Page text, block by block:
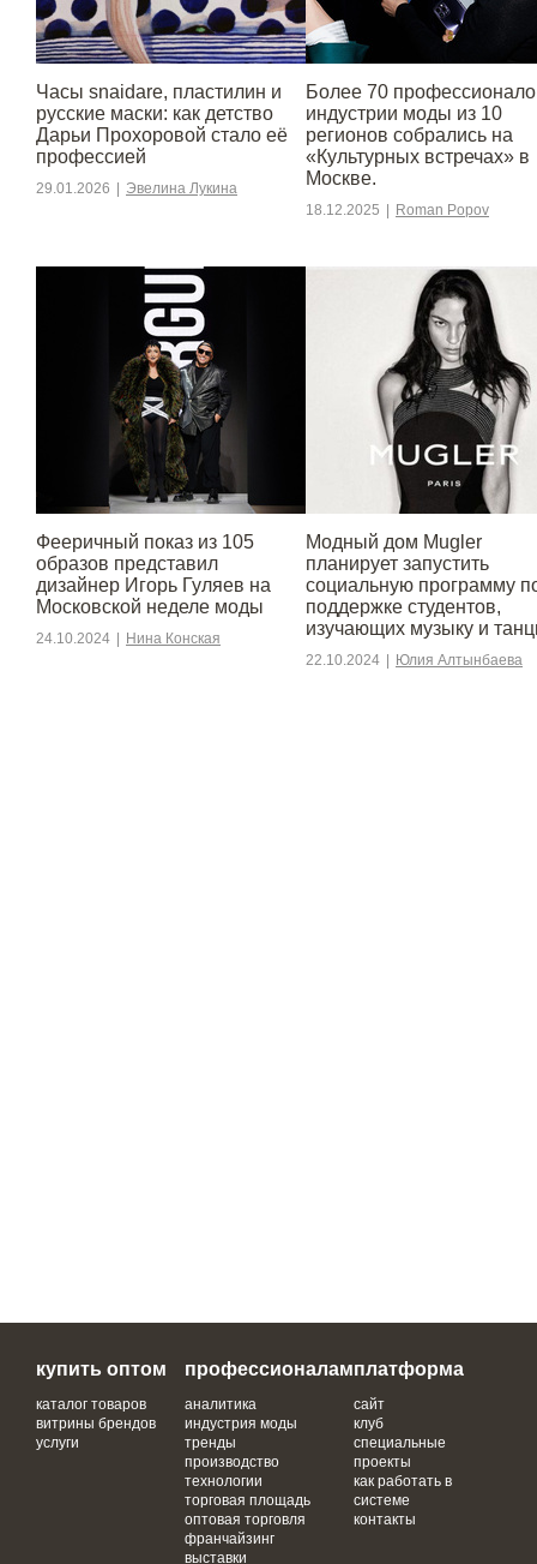
Часы snaidare, пластилин и
русские маски: как детство
Дарьи Прохоровой стало её
профессией
29.01.2026 Эвелина Лукина
Более 70
индустрии моды из 10
регионов собрались на
«Культурных встречах» в
Москве.
18.12.2025 Roman Popov
Фееричный показ из 105
образов представил
дизайнер Игорь Гуляев на
Московской неделе моды
24.10.2024 Нина Конская
Модный дом Mugler
планирует запустить
социальную программу
поддержке студентов,
изучающих музыку и
22.10.2024 Юлия Алтынбаева
купить оптом
каталог товаров
витрины брендов
услуги
профессионалам
аналитика
индустрия моды
тренды
производство
технологии
торговая площадь
оптовая торговля
франчайзинг
выставки
платформа
сайт
клуб
специальные
проекты
как работать в
системе
контакты